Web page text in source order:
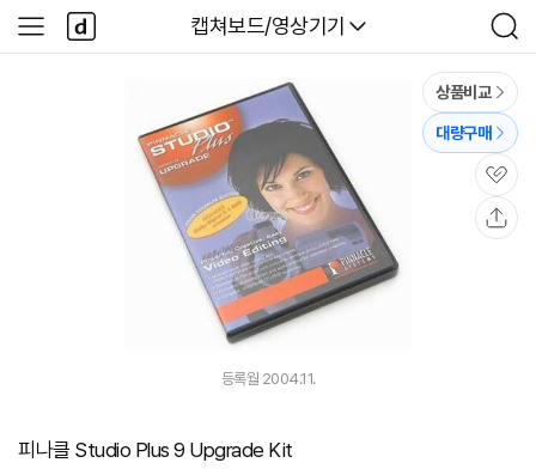
다나와
캡쳐보드/영상기기
검
색
사
이
다
나
와
상품비교
대량구매
관
심
등록월 2004.11.
피나클 Studio Plus 9 Upgrade Kit